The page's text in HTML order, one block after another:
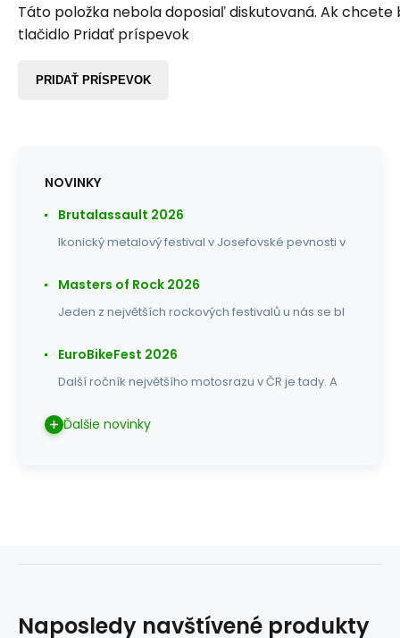
Táto položka nebola doposiaľ diskutovaná. Ak chcete
tlačidlo Pridať príspevok
PRIDAŤ PRÍSPEVOK
NOVINKY
Brutalassault 2026
Ikonický metalový festival v Josefovské pevnosti v
Masters of Rock 2026
Jeden z největších rockových festivalů u nás se bl
EuroBikeFest 2026
Další ročník největšího motosrazu v ČR je tady. A
Ďalšie novinky
Naposledy navštívené produkty